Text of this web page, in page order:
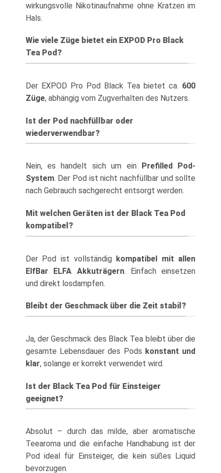
wirkungsvolle Nikotinaufnahme ohne Kratzen im
Hals.
Wie viele Züge bietet ein EXPOD Pro Black
Tea Pod?
Der EXPOD Pro Pod Black Tea bietet ca. 600
Züge, abhängig vom Zugverhalten des Nutzers.
Ist der Pod nachfüllbar oder
wiederverwendbar?
Nein, es handelt sich um ein
Prefilled Pod-
System. Der Pod ist nicht nachfüllbar und sollte
nach Gebrauch sachgerecht entsorgt werden.
Mit welchen Geräten ist der Black Tea Pod
kompatibel?
Der Pod ist vollständig kompatibel mit allen
ElfBar ELFA Akkuträgern. Einfach einsetzen
und direkt losdampfen.
Bleibt der Geschmack über die Zeit stabil?
Ja, der Geschmack des Black Tea bleibt über die
gesamte Lebensdauer des Pods konstant und
klar, solange er korrekt verwendet wird.
Ist der Black Tea Pod für Einsteiger
geeignet?
Absolut – durch das milde, aber aromatische
Teearoma und die einfache Handhabung ist der
Pod ideal für Einsteiger, die kein süßes Liquid
bevorzugen.